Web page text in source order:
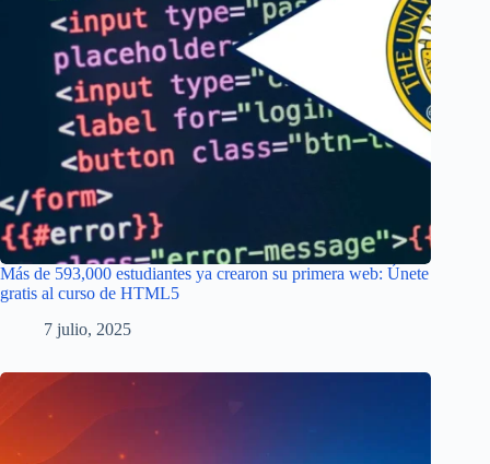
Más de 593,000 estudiantes ya crearon su primera web: Únete
gratis al curso de HTML5
7 julio, 2025